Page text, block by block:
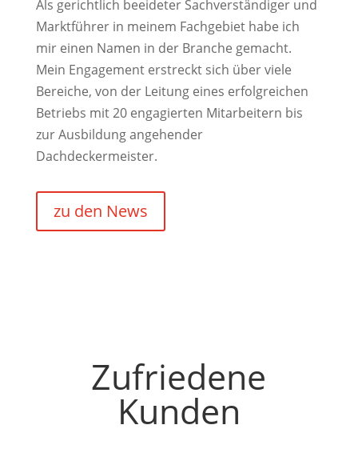
Als gerichtlich beeideter Sachverständiger und
Marktführer in meinem Fachgebiet habe ich
mir einen Namen in der Branche gemacht.
Mein Engagement erstreckt sich über viele
Bereiche, von der Leitung eines erfolgreichen
Betriebs mit 20 engagierten Mitarbeitern bis
zur Ausbildung angehender
Dachdeckermeister.
zu den News
Zufriedene
Kunden